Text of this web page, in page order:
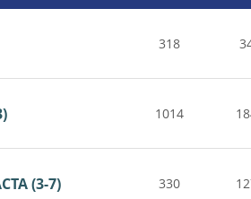
318
1014
(3-7) 330